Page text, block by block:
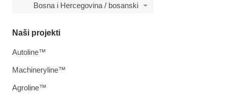
Bosna i Hercegovina / bosanski
Naši projekti
Autoline™
Machineryline™
Agroline™